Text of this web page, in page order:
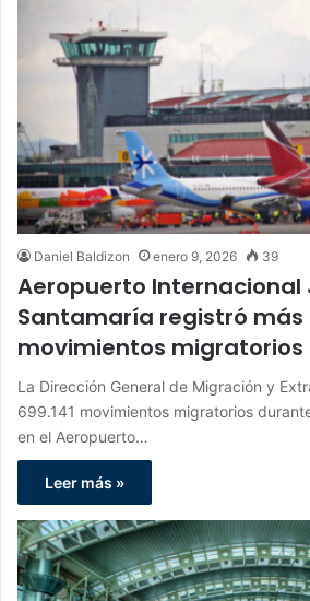
Daniel Baldizon enero 9, 2026 39
Aeropuerto Internacional
Santamaría registró más
movimientos migratorios
La Dirección General de Migración y
699.141 movimientos migratorios
en el Aeropuerto…
Leer más »